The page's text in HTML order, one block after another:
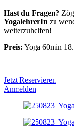
Hast du Fragen?
YogalehrerIn zu
weiterzuhelfen!
Preis: Yoga 60min
Jetzt Reservieren
Anmelden